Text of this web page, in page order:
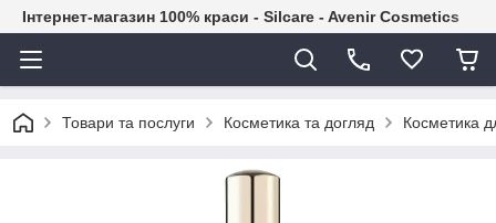
Інтернет-магазин 100% краси - Silcare - Avenir Cosmetics
Товари та послуги Косметика та догляд Косметика